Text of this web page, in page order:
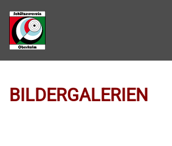
Zum Hauptinhalt springen
BILDERGALERIEN